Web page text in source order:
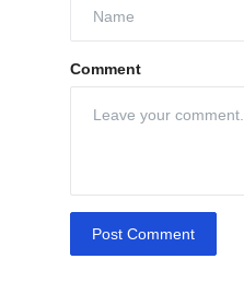
Comment
Post Comment